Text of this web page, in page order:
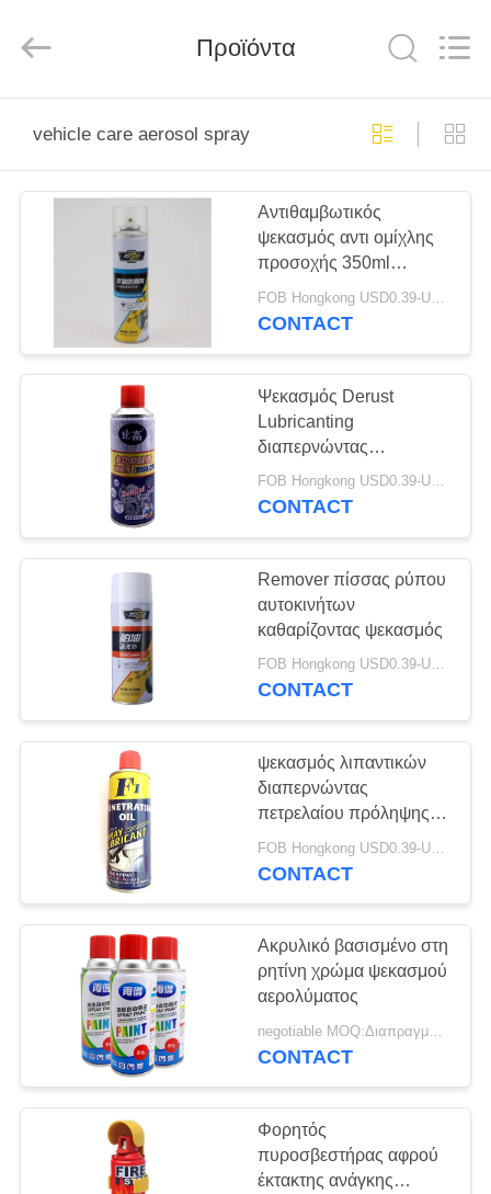
ΠΡΟΪΌΝΤΑ
ΠΕΡΊΠΟΥ
ΓΎΡΟΣ
ΕΡΓΟΣΤΑΣΊΩΝ
ΠΟΙΟΤΙΚΌΣ
ΈΛΕΓΧΟΣ
ΜΑΣ
ΜΕ
ΖΗΤΉΣΤΕ
ΑΠΌΣΠΑΣΜΑ
SITEMAP
PRIVACY
POLICY
Co.,
Reserved.
Προϊόντα
vehicle care aerosol spray
Αντιθαμβωτικός
ψεκασμός αντι ομίχλης
προσοχής 350ml
αυτοκινήτων για τα
γυαλιά
FOB Hongkong USD0.39-USD0.59 per piece MOQ:12000pcs/1000ctns
CONTACT
Ψεκασμός Derust
Lubricanting
διαπερνώντας
πετρελαίου αερολύματος
WD40
FOB Hongkong USD0.39-USD0.59 per piece MOQ:12000pcs/1000ctns
CONTACT
Remover πίσσας ρύπου
αυτοκινήτων
καθαρίζοντας ψεκασμός
FOB Hongkong USD0.39-USD0.59 per piece MOQ:12000pcs/1000ctns
CONTACT
ψεκασμός λιπαντικών
διαπερνώντας
πετρελαίου πρόληψης
σκουριάς
CONTACT
Ακρυλικό βασισμένο στη
ρητίνη χρώμα ψεκασμού
αερολύματος
negotiable MOQ:Διαπραγματεύσιμος
CONTACT
Φορητός
πυροσβεστήρας αφρού
έκτακτης ανάγκης